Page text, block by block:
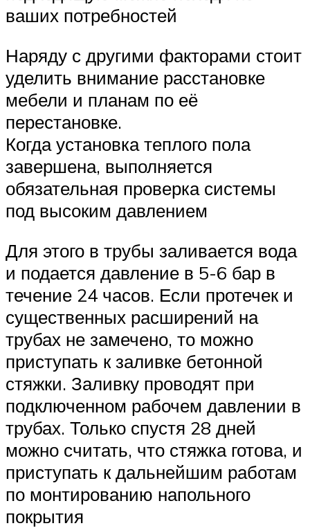
ваших потребностей
Наряду с другими факторами стоит
уделить внимание расстановке
мебели и планам по её
перестановке.
Когда установка теплого пола
завершена, выполняется
обязательная проверка системы
под высоким давлением
Для этого в трубы заливается вода
и подается давление в 5-6 бар в
течение 24 часов. Если протечек и
существенных расширений на
трубах не замечено, то можно
приступать к заливке бетонной
стяжки. Заливку проводят при
подключенном рабочем давлении в
трубах. Только спустя 28 дней
можно считать, что стяжка готова, и
приступать к дальнейшим работам
по монтированию напольного
покрытия